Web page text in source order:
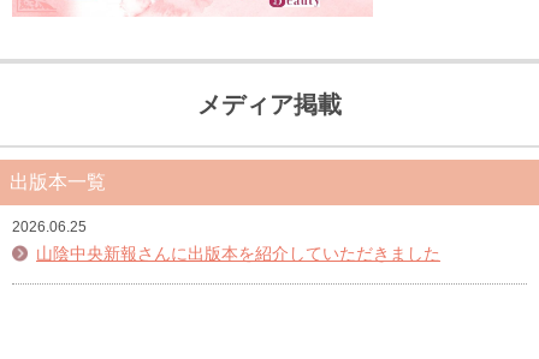
メディア掲載
出版本一覧
2026.06.25
山陰中央新報さんに出版本を紹介していただきました